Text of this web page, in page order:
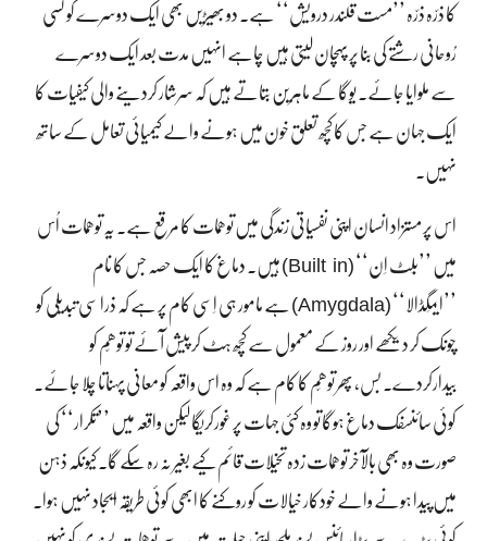
کا ذرّہ ذرّہ ’’مست قلندر درویش‘‘ ہے۔ دو بھیڑیں بھی ایک دوسرے کو کسی
رُوحانی رشتے کی بنا پر پہچان لیتی ہیں چاہے انہیں مدت بعد ایک دوسرے
سے ملوایا جائے۔ یوگا کے ماہرین بتاتے ہیں کہ سرشار کردینے والی کیفیات کا
ایک جہان ہے جس کا کچھ تعلق خون میں ہونے والے کیمیائی تعامل کے ساتھ
نہیں۔
اس پر مستزاد انسان اپنی نفسیاتی زندگی میں توھّمات کا مرقع ہے۔ یہ توھّمات اُس
میں ’’بِلٹ اِن‘‘ (Built in) ہیں۔ دماغ کا ایک حصہ جس کا نام
’’ایمِگڈالا‘‘ (Amygdala) ہے مامور ہی اِسی کام پر ہے کہ ذرا سی تبدیلی کو
چونک کر دیکھے اور روز کے معمول سے کچھ ہٹ کر پیش آئے تو توھّم کو
بیدارکردے۔ بس، پھر توھّم کا کام ہے کہ وہ اس واقعہ کو معانی پہناتا چلا جائے۔
کوئی سائنسفک دماغ ہوگا تو وہ کئی جہات پر غورکریگا لیکن واقعہ میں ’’تکرار‘‘ کی
صورت وہ بھی بالآخر توھّمات زدہ تخیلات قائم کیے بغیر نہ رہ سکے گا۔ کیونکہ ذہن
میں پیدا ہونے والے خودکار خیالات کو روکنے کا ابھی کوئی طریقہ ایجاد نہیں ہوا۔